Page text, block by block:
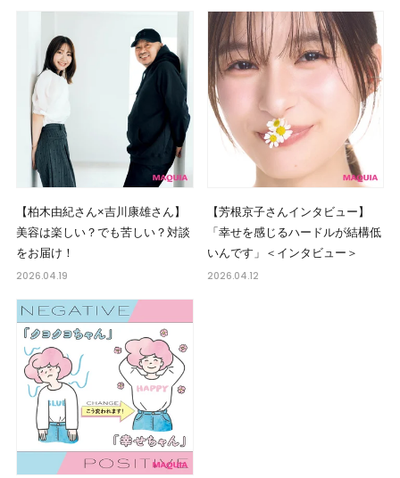
【柏木由紀さん×吉川康雄さん】
美容は楽しい？でも苦しい？対談
をお届け！
2026.04.19
【芳根京子さんインタビュー】
「幸せを感じるハードルが結構低
いんです」＜インタビュー＞
2026.04.12